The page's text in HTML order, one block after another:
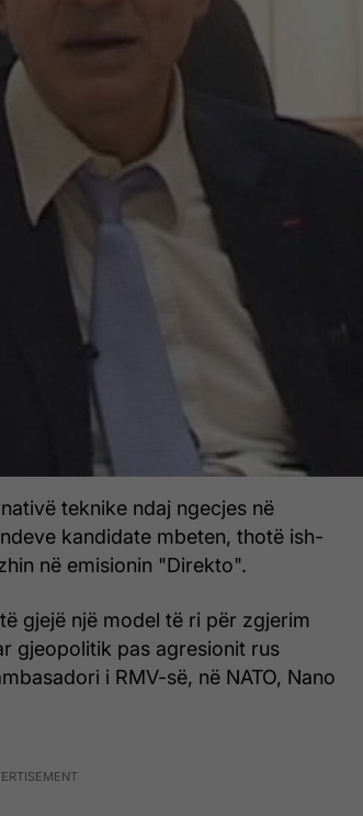
teknike ndaj ngecjes në
kandidate mbeten, thotë ish-
në emisionin "Direkto".
gjejë një model të ri për zgjerim
gjeopolitik pas agresionit rus
i RMV-së, në NATO, Nano